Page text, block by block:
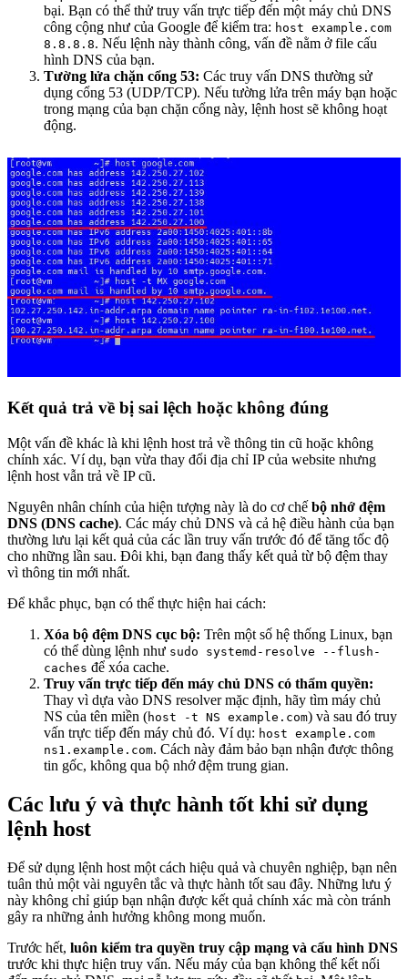
bại. Bạn có thể thử truy vấn trực tiếp đến một máy chủ DNS
công cộng như của Google để kiểm tra: host example.com
8.8.8.8. Nếu lệnh này thành công, vấn đề nằm ở file cấu
hình DNS của bạn.
Tường lửa chặn cổng 53: Các truy vấn DNS thường sử
dụng cổng 53 (UDP/TCP). Nếu tường lửa trên máy bạn hoặc
trong mạng của bạn chặn cổng này, lệnh host sẽ không hoạt
động.
Kết quả trả về bị sai lệch hoặc không đúng
Một vấn đề khác là khi lệnh host trả về thông tin cũ hoặc không
chính xác. Ví dụ, bạn vừa thay đổi địa chỉ IP của website nhưng
lệnh host vẫn trả về IP cũ.
Nguyên nhân chính của hiện tượng này là do cơ chế bộ nhớ đệm
DNS (DNS cache). Các máy chủ DNS và cả hệ điều hành của bạn
thường lưu lại kết quả của các lần truy vấn trước đó để tăng tốc độ
cho những lần sau. Đôi khi, bạn đang thấy kết quả từ bộ đệm thay
vì thông tin mới nhất.
Để khắc phục, bạn có thể thực hiện hai cách:
Xóa bộ đệm DNS cục bộ: Trên một số hệ thống Linux, bạn
có thể dùng lệnh như sudo systemd-resolve --flush-
caches để xóa cache.
Truy vấn trực tiếp đến máy chủ DNS có thẩm quyền:
Thay vì dựa vào DNS resolver mặc định, hãy tìm máy chủ
NS của tên miền (host -t NS example.com) và sau đó truy
vấn trực tiếp đến máy chủ đó. Ví dụ: host example.com
ns1.example.com. Cách này đảm bảo bạn nhận được thông
tin gốc, không qua bộ nhớ đệm trung gian.
Các lưu ý và thực hành tốt khi sử dụng
lệnh host
Để sử dụng lệnh host một cách hiệu quả và chuyên nghiệp, bạn nên
tuân thủ một vài nguyên tắc và thực hành tốt sau đây. Những lưu ý
này không chỉ giúp bạn nhận được kết quả chính xác mà còn tránh
gây ra những ảnh hưởng không mong muốn.
Trước hết, luôn kiểm tra quyền truy cập mạng và cấu hình DNS
trước khi thực hiện truy vấn. Nếu máy của bạn không thể kết nối